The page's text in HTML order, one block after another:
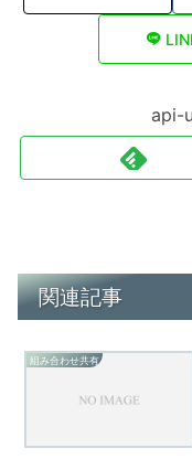
api-
関連記事
組み合わせ共有